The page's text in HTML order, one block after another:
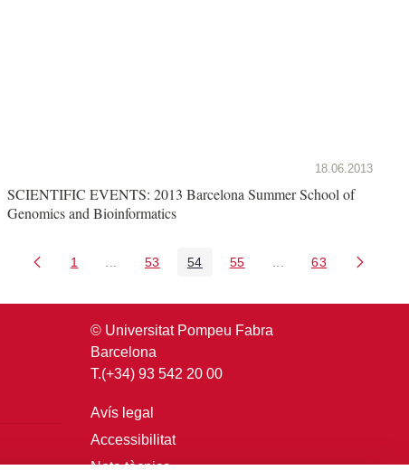
18.06.2013
SCIENTIFIC EVENTS: 2013 Barcelona Summer School of
Genomics and Bioinformatics
Pàgina
1 Pàgines intermèdies Utilitzeu TAB per navegar.
Pàgina
53 Pàgina
54 Pàgina
55 Pàgines intermèdies
Pàgina
63
© Universitat Pompeu Fabra
Barcelona
T.(+34) 93 542 20 00
Avís legal
Accessibilitat
Nota tècnica